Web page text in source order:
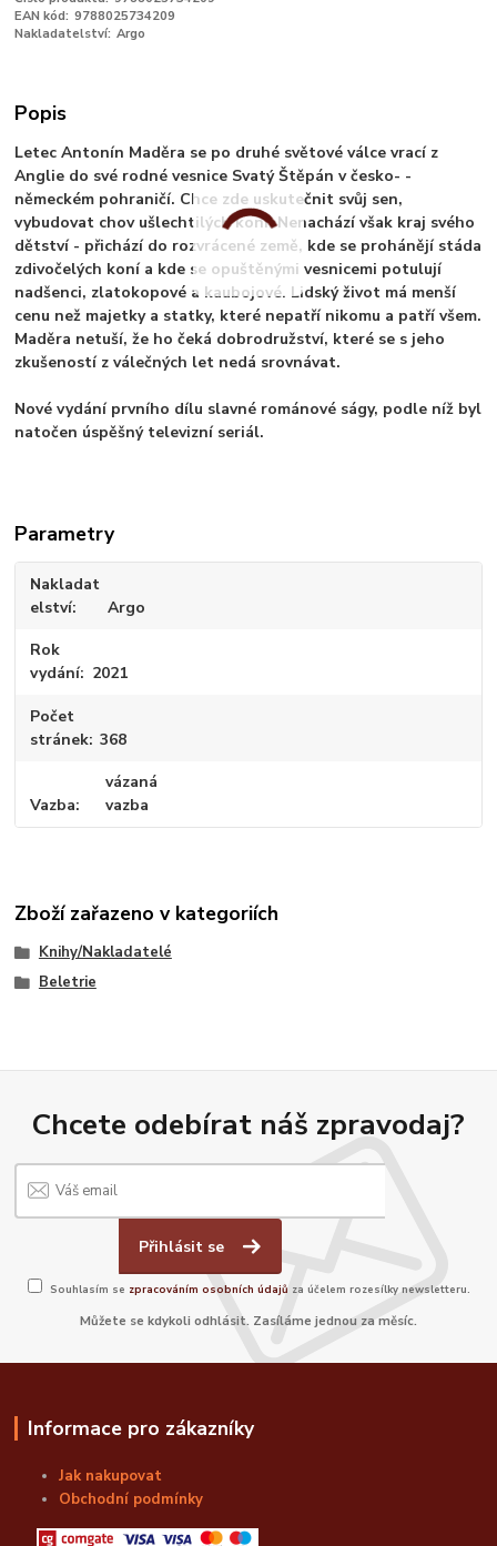
EAN kód: 9788025734209
Nakladatelství: Argo
Popis
Letec Antonín Maděra se po druhé světové válce vrací z
Anglie do své rodné vesnice Svatý Štěpán v česko- -
německém pohraničí. Chce zde uskutečnit svůj sen,
vybudovat chov ušlechtilých koní. Nenachází však kraj svého
dětství - přichází do rozvrácené země, kde se prohánějí stáda
zdivočelých koní a kde se opuštěnými vesnicemi potulují
nadšenci, zlatokopové a kaubojové. Lidský život má menší
cenu než majetky a statky, které nepatří nikomu a patří všem.
Maděra netuší, že ho čeká dobrodružství, které se s jeho
zkušeností z válečných let nedá srovnávat.
Nové vydání prvního dílu slavné románové ságy, podle níž byl
natočen úspěšný televizní seriál.
Parametry
Nakladat
elství
Argo
Rok
vydání
2021
Počet
stránek 368
Vazba
vázaná
vazba
Zboží zařazeno v kategoriích
Knihy/Nakladatelé
Beletrie
Chcete odebírat náš zpravodaj?
Přihlásit se
Souhlasím se zpracováním osobních údajů za účelem rozesílky newsletteru.
Můžete se kdykoli odhlásit. Zasíláme jednou za měsíc.
Informace pro zákazníky
Jak nakupovat
Obchodní podmínky